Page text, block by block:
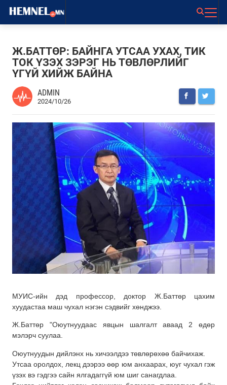
Ж.БАТТӨР: БАЙНГА УТСАА УХАХ, ТИК
ТОК ҮЗЭХ ЗЭРЭГ НЬ ТӨВЛӨРЛИЙГ
ҮГҮЙ ХИЙЖ БАЙНА
ADMIN
2024/10/26
МУИС-ийн дэд профессор, доктор Ж.Баттөр цахим
хуудастаа маш чухал нэгэн сэдвийг хөнджээ.
Ж.Баттөр "Оюутнуудаас явцын шалгалт аваад 2 өдөр
мэлэрч суулаа.
Оюутнуудын дийлэнх нь хичээлдээ төвлөрөхөө байчихаж.
Утсаа оролдох, лекц дээрээ өөр юм анхаарах, юуг чухал гэж
үзэх вэ гэдгээ сайн ялгадаггүй юм шиг санагдлаа.